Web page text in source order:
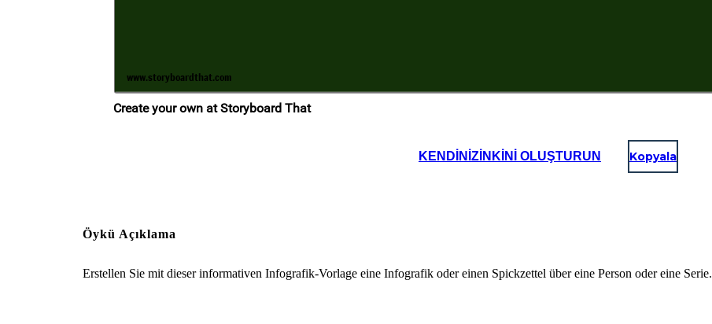
KENDINIZINKINI OLUŞTURUN Kopyala
Öykü Açıklama
Erstellen Sie mit dieser informativen Infografik-Vorlage eine Infografik oder einen Spickzettel über eine Person oder eine Serie.